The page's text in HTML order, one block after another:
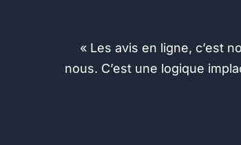
« Les avis en ligne, c’est
nous. C’est une logique